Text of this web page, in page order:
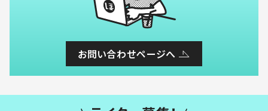
お問い合わせページへ